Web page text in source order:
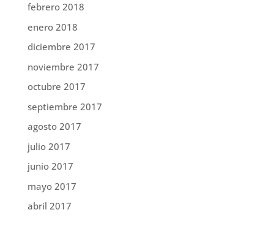
febrero 2018
enero 2018
diciembre 2017
noviembre 2017
octubre 2017
septiembre 2017
agosto 2017
julio 2017
junio 2017
mayo 2017
abril 2017